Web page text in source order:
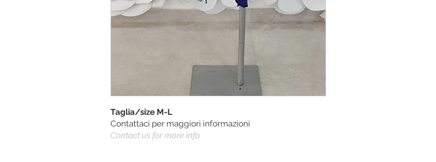
Taglia/size M-L
Contattaci per maggiori informazioni
Contact us for more info